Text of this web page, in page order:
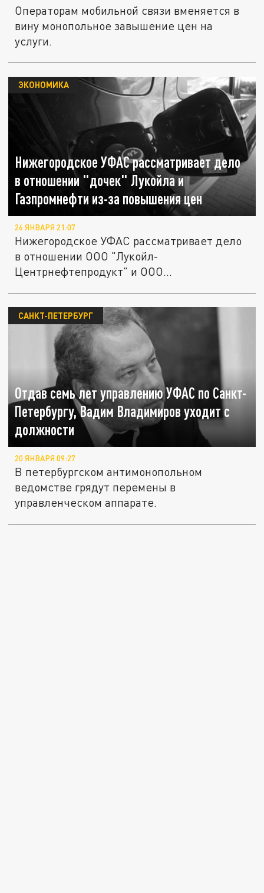
Операторам мобильной связи вменяется в
вину монопольное завышение цен на
услуги.
Нижегородское УФАС рассматривает дело
в отношении "дочек" Лукойла и
Газпромнефти из-за повышения цен
ЭКОНОМИКА
26 ЯНВАРЯ 21:07
Нижегородское УФАС рассматривает дело
в отношении ООО "Лукойл-
Центрнефтепродукт" и ООО...
Отдав семь лет управлению УФАС по Санкт-
Петербургу, Вадим Владимиров уходит с
должности
САНКТ-ПЕТЕРБУРГ
20 ЯНВАРЯ 09:27
В петербургском антимонопольном
ведомстве грядут перемены в
управленческом аппарате.